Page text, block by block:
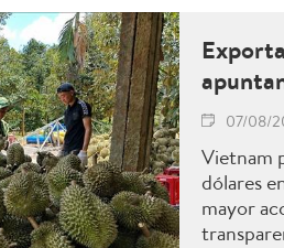
07/08/
Vietnam
dólares
mayor